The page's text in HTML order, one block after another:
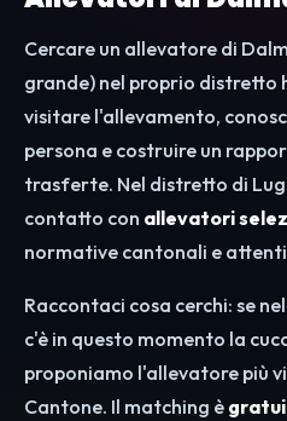
Cercare un allevatore di
grande) nel proprio distretto
visitare l'allevamento,
persona e costruire un
trasferte. Nel distretto di
contatto con allevatori
normative cantonali e attenti
Raccontaci cosa cerchi: se
c'è in questo momento la
proponiamo l'allevatore più
Cantone. Il matching è